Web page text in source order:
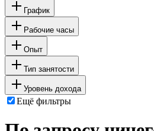
График
Рабочие часы
Опыт
Тип занятости
Уровень дохода
Ещё фильтры